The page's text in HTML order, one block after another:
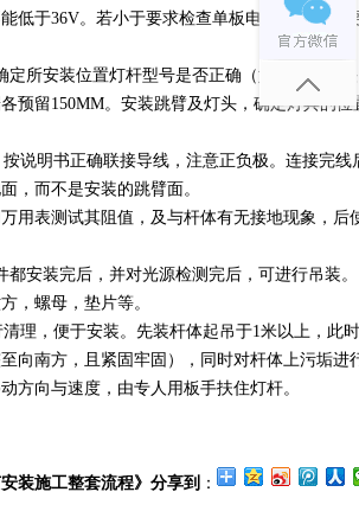
低于36V。若小于要求检查单板电压是否附合
定所安装位置灯杆型号是否正确（如单头，双
预留150MM。安装跳臂及灯头，确定灯具的
说明书正确联接导线，注意正负极。连接完
，而不是安装的跳臂面。
用表测试其阻值，及与杆体有无接地现象，
都安装完后，并对光源检测完后，可进行吊装
，螺母，垫片等。
理，便于安装。先装杆体起吊于1米以上，此
向南方，且紧固牢固），同时对杆体上污垢
方向与速度，由专人用板手扶住灯杆。
装施工整套流程》分享到 ：